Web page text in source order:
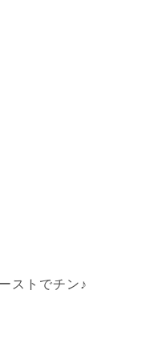
ストでチン♪